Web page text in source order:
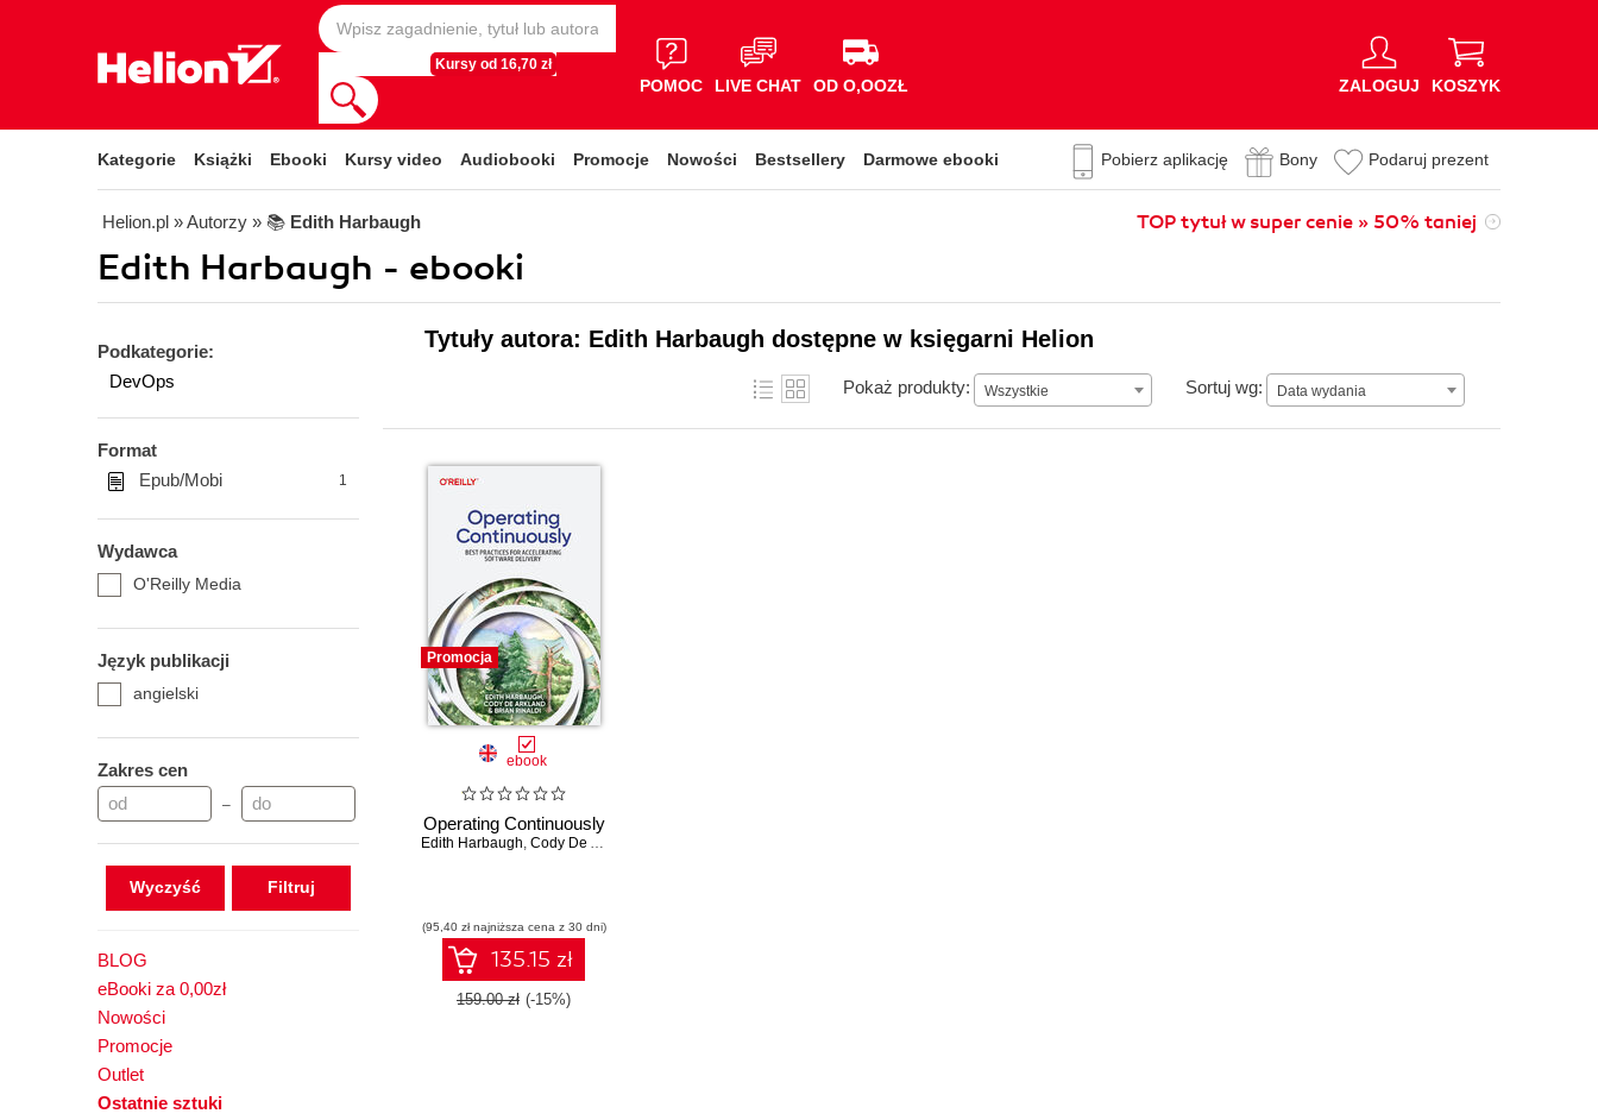
Kursy od 16,70 zł
POMOC LIVE CHAT OD O,OOZŁ ZALOGUJ KOSZYK
Kategorie Książki Ebooki Kursy video Audiobooki Promocje Nowości Bestsellery Darmowe ebooki Pobierz aplikację Bony Podaruj prezent
Helion.pl » Autorzy » 📚 Edith Harbaugh TOP tytuł w super cenie » 50% taniej
Edith Harbaugh - ebooki
Podkategorie:
DevOps
Format
Epub/Mobi
1
Wydawca
O'Reilly Media
Język publikacji
angielski
Zakres cen
–
Wyczyść
BLOG
eBooki za 0,00zł
Nowości
Promocje
Outlet
Ostatnie sztuki
Tytuły autora: Edith Harbaugh dostępne w księgarni Helion
Pokaż produkty: Wszystkie Sortuj wg: Data wydania
Data wydania
Promocja
ebook
Operating Continuously
Edith Harbaugh, Cody De Arkland
(95,40 zł najniższa cena z 30 dni)
135.15 zł
159.00 zł (-15%)